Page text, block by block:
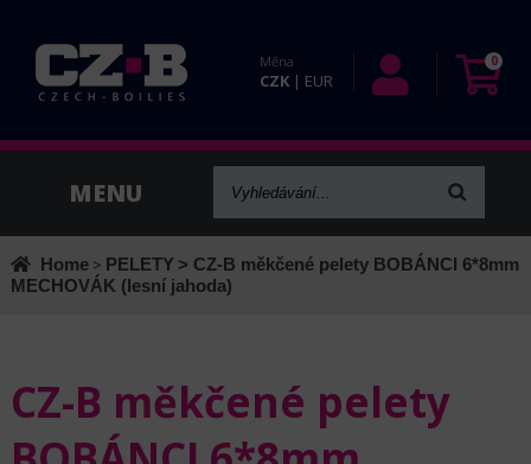
Měna
CZK | EUR
0
Home> PELETY > CZ-B měkčené pelety BOBÁNCI 6*8mm
MECHOVÁK (lesní jahoda)
CZ-B měkčené pelety